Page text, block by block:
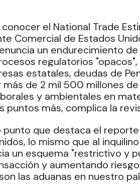
el National Trade
Comercial de Estados
un endurecimiento
regulatorios
estatales, deudas de
de 2 mil 500 millones de
y ambientales en
más, complica la
punto que destaca el
lo mismo que al
un esquema "restrictivo y
y aumentando
las aduanas en nuestro